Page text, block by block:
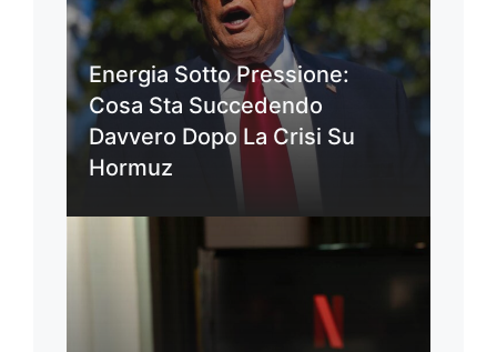
Energia Sotto Pressione:
Cosa Sta Succedendo
Davvero Dopo La Crisi Su
Hormuz